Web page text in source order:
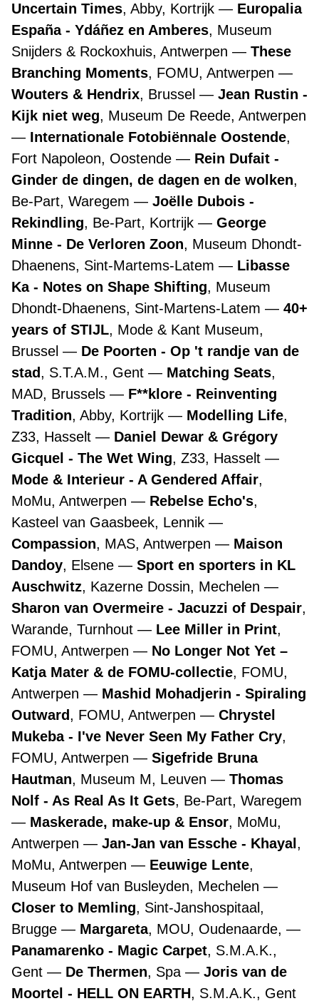
Uncertain Times, Abby, Kortrijk
Europalia
España - Ydáñez en Amberes, Museum
Snijders & Rockoxhuis, Antwerpen
These
Branching Moments, FOMU, Antwerpen
Wouters & Hendrix, Brussel
Jean Rustin -
Kijk niet weg, Museum De Reede, Antwerpen
Internationale Fotobiënnale Oostende,
Fort Napoleon, Oostende
Rein Dufait -
Ginder de dingen, de dagen en de wolken,
Be-Part, Waregem
Joëlle Dubois -
Rekindling, Be-Part, Kortrijk
George
Minne - De Verloren Zoon, Museum Dhondt-
Dhaenens, Sint-Martems-Latem
Libasse
Ka - Notes on Shape Shifting, Museum
Dhondt-Dhaenens, Sint-Martens-Latem
40+
years of STIJL, Mode & Kant Museum,
Brussel
De Poorten - Op 't randje van de
stad, S.T.A.M., Gent Matching Seats,
MAD, Brussels
F**klore - Reinventing
Tradition, Abby, Kortrijk Modelling Life,
Z33, Hasselt
Daniel Dewar & Grégory
Gicquel - The Wet Wing, Z33, Hasselt
Mode & Interieur - A Gendered Affair,
MoMu, Antwerpen
Rebelse Echo's,
Kasteel van Gaasbeek, Lennik
Compassion, MAS, Antwerpen
Maison
Dandoy, Elsene
Sport en sporters in KL
Auschwitz, Kazerne Dossin, Mechelen
Sharon van Overmeire - Jacuzzi of Despair,
Warande, Turnhout
Lee Miller in Print,
FOMU, Antwerpen
No Longer Not Yet –
Katja Mater & de FOMU-collectie, FOMU,
Antwerpen
Mashid Mohadjerin - Spiraling
Outward, FOMU, Antwerpen
Chrystel
Mukeba - I've Never Seen My Father Cry,
FOMU, Antwerpen
Sigefride Bruna
Hautman, Museum M, Leuven
Thomas
Nolf - As Real As It Gets, Be-Part, Waregem
Maskerade, make-up & Ensor, MoMu,
Antwerpen
Jan-Jan van Essche - Khayal ,
MoMu, Antwerpen
Eeuwige Lente,
Museum Hof van Busleyden, Mechelen
Closer to Memling, Sint-Janshospitaal,
Brugge
Margareta, MOU, Oudenaarde,
Panamarenko - Magic Carpet, S.M.A.K.,
Gent
De Thermen, Spa
Joris van de
Moortel - HELL ON EARTH, S.M.A.K., Gent